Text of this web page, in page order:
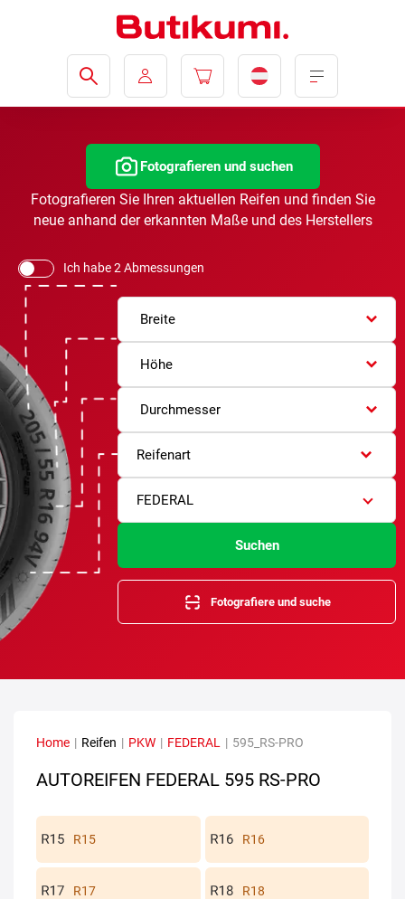
Fotografieren und suchen
Fotografieren Sie Ihren aktuellen Reifen und finden Sie
neue anhand der erkannten Maße und des Herstellers
Ich habe 2 Abmessungen
Breite
Höhe
Durchmesser
Reifenart
FEDERAL
Suchen
Fotografiere und suche
Home | Reifen | PKW | FEDERAL | 595_RS-PRO
AUTOREIFEN FEDERAL 595 RS-PRO
R15 R16
R17 R18